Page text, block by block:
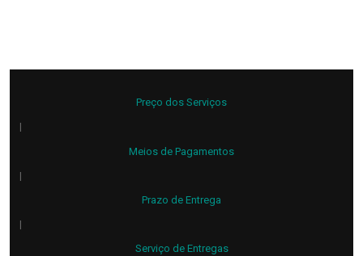
Preço dos Serviços
|
Meios de Pagamentos
|
Prazo de Entrega
|
Serviço de Entregas